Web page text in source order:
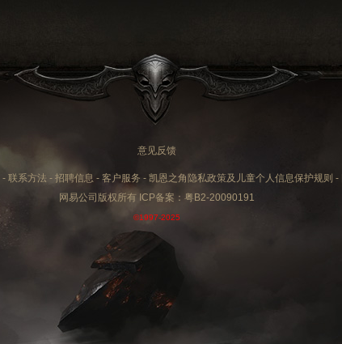
意见反馈
- 联系方法 - 招聘信息 - 客户服务 - 凯恩之角隐私政策及儿童个人信息保护规则 -
网易公司版权所有 ICP备案： 粤B2-20090191
©1997-2025